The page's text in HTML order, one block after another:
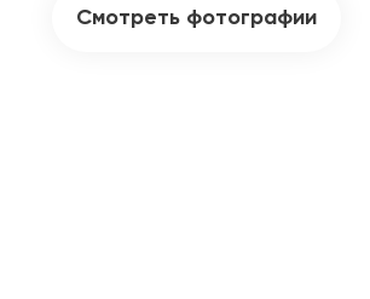
Смотреть фотографии